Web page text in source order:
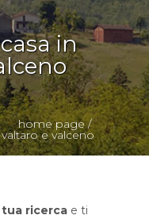
in
home page/
e valceno
ricerca e ti